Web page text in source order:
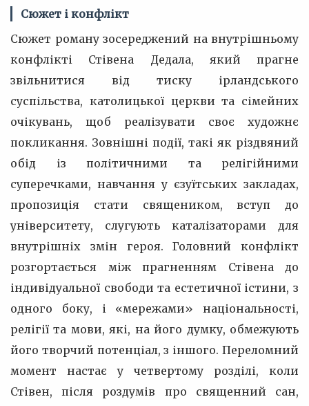
Сюжет і конфлікт
Сюжет роману зосереджений на внутрішньому
конфлікті Стівена Дедала, який прагне
звільнитися від тиску ірландського
суспільства, католицької церкви та сімейних
очікувань, щоб реалізувати своє художнє
покликання. Зовнішні події, такі як різдвяний
обід із політичними та релігійними
суперечками, навчання у єзуїтських закладах,
пропозиція стати священиком, вступ до
університету, слугують каталізаторами для
внутрішніх змін героя. Головний конфлікт
розгортається між прагненням Стівена до
індивідуальної свободи та естетичної істини, з
одного боку, і «мережами» національності,
релігії та мови, які, на його думку, обмежують
його творчий потенціал, з іншого. Переломний
момент настає у четвертому розділі, коли
Стівен, після роздумів про священний сан,